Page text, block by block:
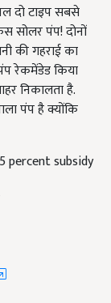
दो टाइप सबसे
सोलर पंप! दोनों
की गहराई का
रेकमेंडेड किया
निकालता है.
पंप है क्योंकि
percent subsidy